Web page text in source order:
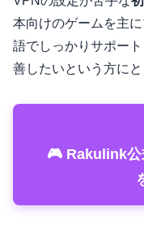
本向けのゲームを主
語でしっかりサポー
善したいという方に
🎮 Rakulink公